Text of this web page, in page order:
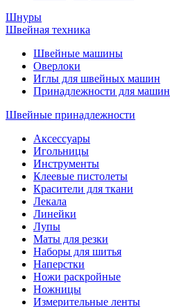
Шнуры
Швейная техника
Швейные машины
Оверлоки
Иглы для швейных машин
Принадлежности для машин
Швейные принадлежности
Аксессуары
Игольницы
Инструменты
Клеевые пистолеты
Красители для ткани
Лекала
Линейки
Лупы
Маты для резки
Наборы для шитья
Наперстки
Ножи раскройные
Ножницы
Измерительные ленты